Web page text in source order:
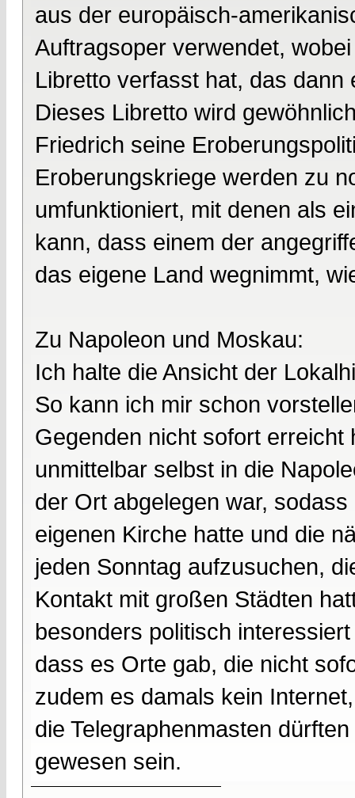
aus der europäisch-
Auftragsoper verwendet,
Libretto verfasst hat, das
Dieses Libretto wird
Friedrich seine
Eroberungskriege werden zu
umfunktioniert, mit denen als
kann, dass einem der
das eigene Land wegnimmt,
Zu Napoleon und Moskau:
Ich halte die Ansicht der
So kann ich mir schon
Gegenden nicht sofort
unmittelbar selbst in die
der Ort abgelegen war,
eigenen Kirche hatte und die
jeden Sonntag aufzusuchen,
Kontakt mit großen Städten
besonders politisch
dass es Orte gab, die nicht
zudem es damals kein
die Telegraphenmasten
gewesen sein.